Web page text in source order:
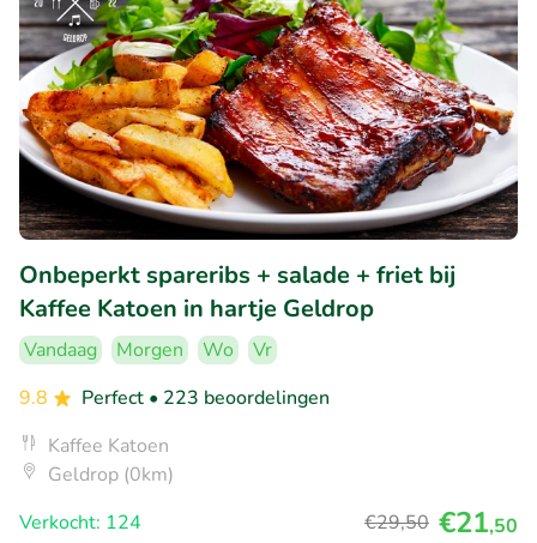
Onbeperkt spareribs + salade + friet bij
Kaffee Katoen in hartje Geldrop
Vandaag Morgen Wo
Vr
9.8
Perfect • 223 beoordelingen
Kaffee Katoen
Geldrop (0km)
Verkocht: 124
€29,50 €21,50